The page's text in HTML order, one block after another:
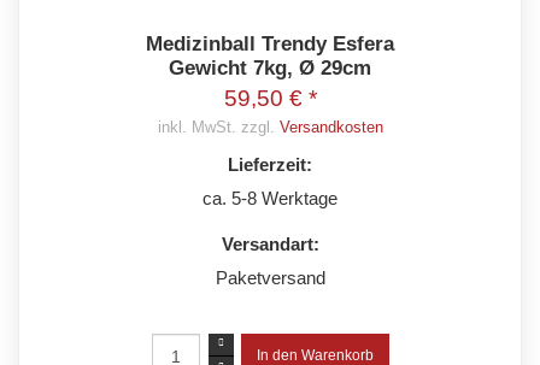
Medizinball Trendy Esfera
Gewicht 7kg, Ø 29cm
59,50 € *
inkl. MwSt. zzgl. Versandkosten
Lieferzeit:
ca. 5-8 Werktage
Versandart:
Paketversand